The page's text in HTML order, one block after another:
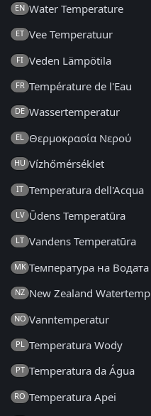
EN Water Temperature
ET Vee Temperatuur
FI Veden Lämpötila
FR Température de l'Eau
DE Wassertemperatur
EL Θερμοκρασία Νερού
HU Vízhőmérséklet
IT Temperatura dell'Acqua
LV Ūdens Temperatūra
LT Vandens Temperatūra
MK Температура на Водата
NZ New Zealand Watertemp
NO Vanntemperatur
PL Temperatura Wody
PT Temperatura da Água
RO Temperatura Apei